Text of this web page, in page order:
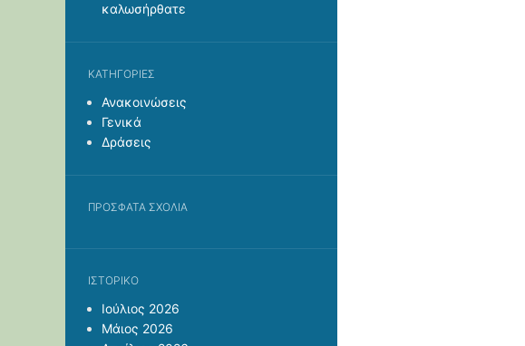
καλωσήρθατε
KΑΤΗΓΟΡΊΕΣ
Ανακοινώσεις
Γενικά
Δράσεις
ΠΡΌΣΦΑΤΑ ΣΧΌΛΙΑ
ΙΣΤΟΡΙΚΌ
Ιούλιος 2026
Μάιος 2026